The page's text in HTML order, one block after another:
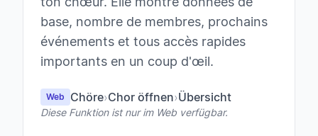
base, nombre de membres, prochains
événements et tous accès rapides
importants en un coup d'œil.
Web Chöre›Chor öffnen›Übersicht
Diese Funktion ist nur im Web verfügbar.